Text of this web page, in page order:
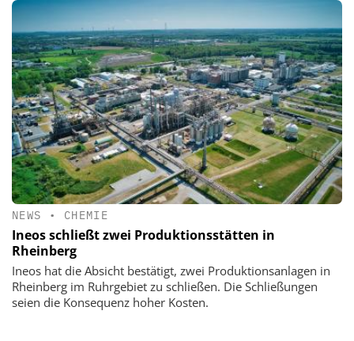
NEWS • CHEMIE
Ineos schließt zwei Produktionsstätten in
Rheinberg
Ineos hat die Absicht bestätigt, zwei Produktionsanlagen in
Rheinberg im Ruhrgebiet zu schließen. Die Schließungen
seien die Konsequenz hoher Kosten.